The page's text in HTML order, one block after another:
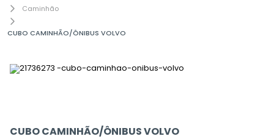
Caminhão
CUBO CAMINHÃO/ÔNIBUS VOLVO
CUBO CAMINHÃO/ÔNIBUS VOLVO